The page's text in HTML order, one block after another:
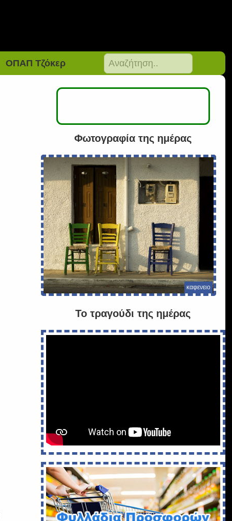
ΟΠΑΠ Τζόκερ
Φωτογραφία της ημέρας
καφενειο
Το τραγούδι της ημέρας